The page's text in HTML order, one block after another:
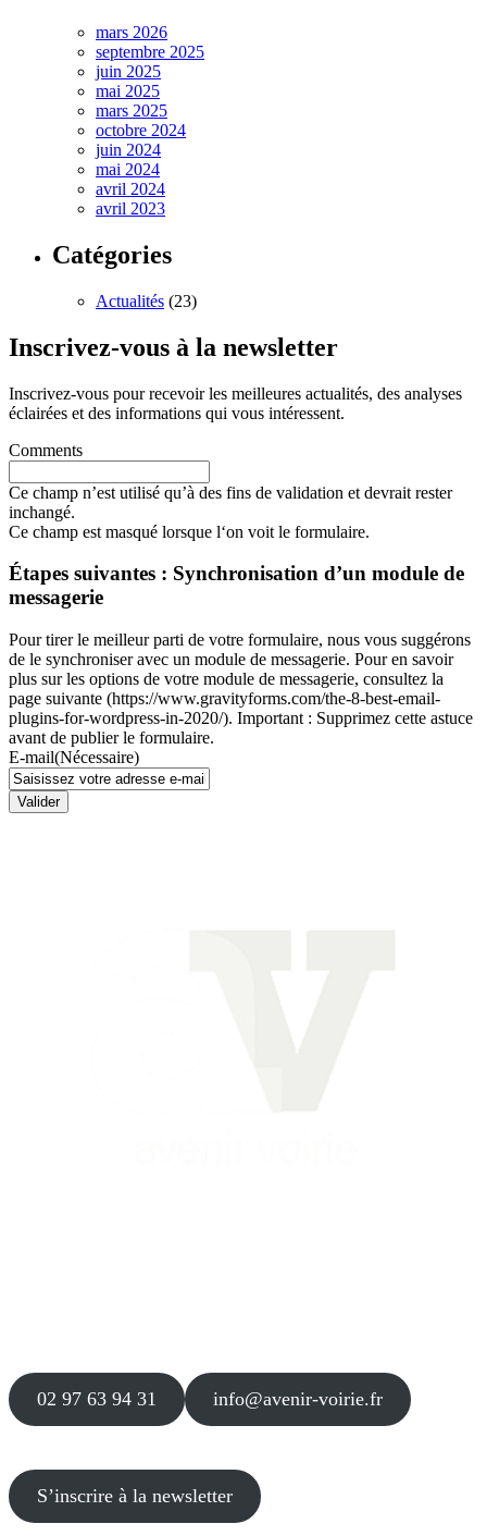
mars 2026
septembre 2025
juin 2025
mai 2025
mars 2025
octobre 2024
juin 2024
mai 2024
avril 2024
avril 2023
Catégories
Actualités (23)
Inscrivez-vous à la newsletter
Inscrivez-vous pour recevoir les meilleures actualités, des analyses
éclairées et des informations qui vous intéressent.
Comments
Ce champ n’est utilisé qu’à des fins de validation et devrait rester
inchangé.
Ce champ est masqué lorsque l‘on voit le formulaire.
Étapes suivantes : Synchronisation d’un module de
messagerie
Pour tirer le meilleur parti de votre formulaire, nous vous suggérons
de le synchroniser avec un module de messagerie. Pour en savoir
plus sur les options de votre module de messagerie, consultez la
page suivante (https://www.gravityforms.com/the-8-best-email-
plugins-for-wordpress-in-2020/). Important : Supprimez cette astuce
avant de publier le formulaire.
E-mail(Nécessaire)
Valider
02 97 63 94 31 info@avenir-voirie.fr
S’inscrire à la newsletter